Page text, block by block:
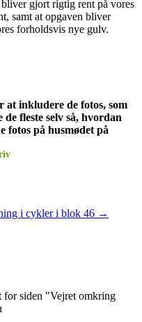
gjort rigtig rent på vores
samt at opgaven bliver
forholdsvis nye gulv.
inkludere de fotos, som
fleste selv så, hvordan
fotos på husmødet på
i cykler i blok 46 →
for siden "Vejret omkring